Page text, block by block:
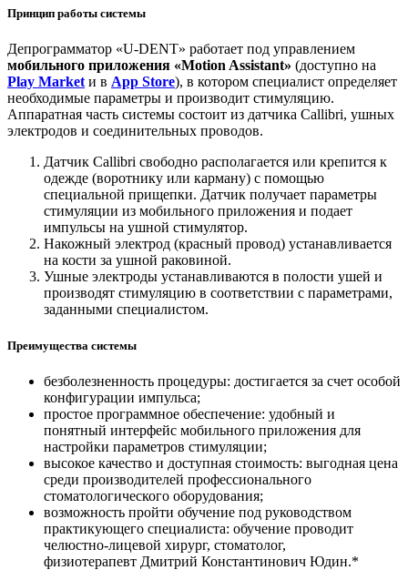
Принцип работы системы
Депрограмматор «U-DENT» работает под управлением
мобильного приложения «Motion Assistant» (доступно на
Play Market и в App Store), в котором специалист определяет
необходимые параметры и производит стимуляцию.
Аппаратная часть системы состоит из датчика Callibri, ушных
электродов и соединительных проводов.
Датчик Callibri свободно располагается или крепится к
одежде (воротнику или карману) с помощью
специальной прищепки. Датчик получает параметры
стимуляции из мобильного приложения и подает
импульсы на ушной стимулятор.
Накожный электрод (красный провод) устанавливается
на кости за ушной раковиной.
Ушные электроды устанавливаются в полости ушей и
производят стимуляцию в соответствии с параметрами,
заданными специалистом.
Преимущества системы
безболезненность процедуры: достигается за счет особой
конфигурации импульса;
простое программное обеспечение: удобный и
понятный интерфейс мобильного приложения для
настройки параметров стимуляции;
высокое качество и доступная стоимость: выгодная цена
среди производителей профессионального
стоматологического оборудования;
возможность пройти обучение под руководством
практикующего специалиста: обучение проводит
челюстно-лицевой хирург, стоматолог,
физиотерапевт Дмитрий Константинович Юдин.*